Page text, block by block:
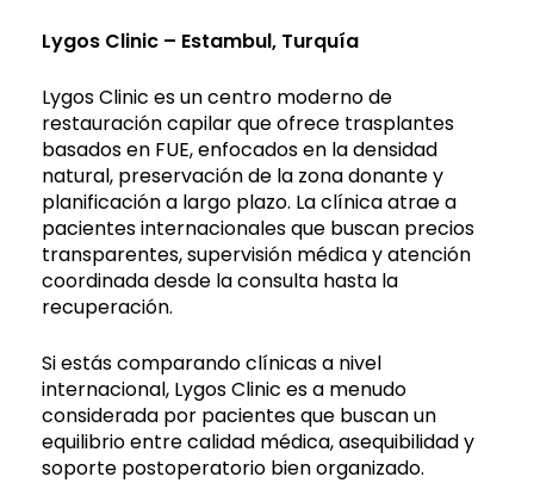
Lygos Clinic – Estambul, Turquía
Lygos Clinic es un centro moderno de
restauración capilar que ofrece trasplantes
basados en FUE, enfocados en la densidad
natural, preservación de la zona donante y
planificación a largo plazo. La clínica atrae a
pacientes internacionales que buscan precios
transparentes, supervisión médica y atención
coordinada desde la consulta hasta la
recuperación.
Si estás comparando clínicas a nivel
internacional, Lygos Clinic es a menudo
considerada por pacientes que buscan un
equilibrio entre calidad médica, asequibilidad y
soporte postoperatorio bien organizado.